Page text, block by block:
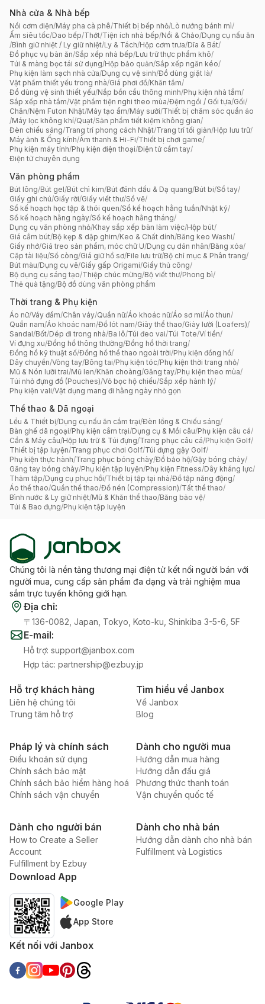
Nhà cửa & Nhà bếp
Nồi cơm điện/Máy pha cà phê/Thiết bị bếp nhỏ/Lò nướng bánh mì/
Ấm siêu tốc/Dao bếp/Thớt/Tiện ích nhà bếp/Nồi & Chảo/Dụng cụ nấu ăn
/Bình giữ nhiệt / Ly giữ nhiệt/Ly & Tách/Hộp cơm trưa/Dĩa & Bát/
Đồ phục vụ bàn ăn/Sắp xếp nhà bếp/Lưu trữ thực phẩm khô/
Túi & màng bọc tái sử dụng/Hộp bảo quản/Sắp xếp ngăn kéo/
Phụ kiện làm sạch nhà cửa/Dụng cụ vệ sinh/Đồ dùng giặt là/
Vật phẩm thiết yếu trong nhà/Giá phơi đồ/Khăn tắm/
Đồ dùng vệ sinh thiết yếu/Nắp bồn cầu thông minh/Phụ kiện nhà tắm/
Sắp xếp nhà tắm/Vật phẩm tiện nghi theo mùa/Đệm ngồi / Gối tựa/Gối/
Chăn/Nệm Futon Nhật/Máy tạo ẩm/Máy sưởi/Thiết bị chăm sóc quần áo
/Máy lọc không khí/Quạt/Sản phẩm tiết kiệm không gian/
Đèn chiếu sáng/Trang trí phong cách Nhật/Trang trí tối giản/Hộp lưu trữ/
Máy ảnh & Ống kính/Âm thanh & Hi-Fi/Thiết bị chơi game/
Phụ kiện máy tính/Phụ kiện điện thoại/Điện tử cầm tay/
Điện tử chuyên dụng
Văn phòng phẩm
Bút lông/Bút gel/Bút chì kim/Bút đánh dấu & Dạ quang/Bút bi/Sổ tay/
Giấy ghi chú/Giấy rời/Giấy viết thư/Sổ vẽ/
Sổ kế hoạch học tập & thói quen/Sổ kế hoạch hằng tuần/Nhật ký/
Sổ kế hoạch hằng ngày/Sổ kế hoạch hằng tháng/
Dụng cụ văn phòng nhỏ/Khay sắp xếp bàn làm việc/Hộp bút/
Giá cắm bút/Bộ kẹp & dập ghim/Keo & Chất dính/Băng keo Washi/
Giấy nhớ/Giá treo sản phẩm, móc chữ U/Dụng cụ dán nhãn/Băng xóa/
Cặp tài liệu/Sổ còng/Giá giữ hồ sơ/File lưu trữ/Bộ chỉ mục & Phân trang/
Bút màu/Dụng cụ vẽ/Giấy gấp Origami/Giấy thủ công/
Bộ dụng cụ sáng tạo/Thiệp chúc mừng/Bộ viết thư/Phong bì/
Thẻ quà tặng/Bộ đồ dùng văn phòng phẩm
Thời trang & Phụ kiện
Áo nữ/Váy đầm/Chân váy/Quần nữ/Áo khoác nữ/Áo sơ mi/Áo thun/
Quần nam/Áo khoác nam/Đồ lót nam/Giày thể thao/Giày lười (Loafers)/
Sandal/Bốt/Dép đi trong nhà/Ba lô/Túi đeo vai/Túi Tote/Ví tiền/
Ví đựng xu/Đồng hồ thông thường/Đồng hồ thời trang/
Đồng hồ kỹ thuật số/Đồng hồ thể thao ngoài trời/Phụ kiện đồng hồ/
Dây chuyền/Vòng tay/Bông tai/Phụ kiện tóc/Phụ kiện thời trang nhỏ/
Mũ & Nón lưỡi trai/Mũ len/Khăn choàng/Găng tay/Phụ kiện theo mùa/
Túi nhỏ đựng đồ (Pouches)/Vỏ bọc hộ chiếu/Sắp xếp hành lý/
Phụ kiện vali/Vật dụng mang đi hằng ngày nhỏ gọn
Thể thao & Dã ngoại
Lều & Thiết bị/Dụng cụ nấu ăn cắm trại/Đèn lồng & Chiếu sáng/
Bàn ghế dã ngoại/Phụ kiện cắm trại/Dụng cụ & Mồi câu/Phụ kiện câu cá/
Cần & Máy câu/Hộp lưu trữ & Túi đựng/Trang phục câu cá/Phụ kiện Golf/
Thiết bị tập luyện/Trang phục chơi Golf/Túi đựng gậy Golf/
Phụ kiện thực hành/Trang phục bóng chày/Đồ bảo hộ/Gậy bóng chày/
Găng tay bóng chày/Phụ kiện tập luyện/Phụ kiện Fitness/Dây kháng lực/
Thảm tập/Dụng cụ phục hồi/Thiết bị tập tại nhà/Đồ tập năng động/
Áo thể thao/Quần thể thao/Đồ nén (Compression)/Tất thể thao/
Bình nước & Ly giữ nhiệt/Mũ & Khăn thể thao/Băng bảo vệ/
Túi & Bao đựng/Phụ kiện tập luyện
Chúng tôi là nền tảng thương mại điện tử kết nối người bán với
người mua, cung cấp sản phẩm đa dạng và trải nghiệm mua
sắm trực tuyến không giới hạn.
Địa chỉ:
〒136-0082, Japan, Tokyo, Koto-ku, Shinkiba 3-5-6, 5F
E-mail:
Hỗ trợ: support@janbox.com
Hợp tác: partnership@ezbuy.jp
Hỗ trợ khách hàng
Liên hệ chúng tôi
Trung tâm hỗ trợ
Tìm hiểu về Janbox
Về Janbox
Blog
Pháp lý và chính sách
Điều khoản sử dụng
Chính sách bảo mật
Chính sách bảo hiểm hàng hoá
Chính sách vận chuyển
Dành cho người mua
Hướng dẫn mua hàng
Hướng dẫn đấu giá
Phương thức thanh toán
Vận chuyển quốc tế
Dành cho người bán
How to Create a Seller
Account
Fulfillment by Ezbuy
Dành cho nhà bán
Hướng dẫn dành cho nhà bán
Fulfillment và Logistics
Download App
Google Play
App Store
Kết nối với Janbox